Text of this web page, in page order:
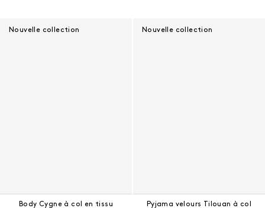
Nouvelle collection
Body Cygne à col en tissu
Nouvelle collection
Pyjama velours Tilouan à col